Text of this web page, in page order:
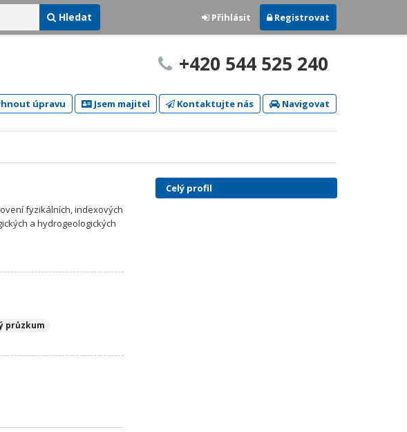
Hledat Přihlásit Registrovat
+420 544 525 240
úpravu Jsem majitel Kontaktujte nás Navigovat
fyzikálních, indexových
a hydrogeologických
průzkum
Celý profil